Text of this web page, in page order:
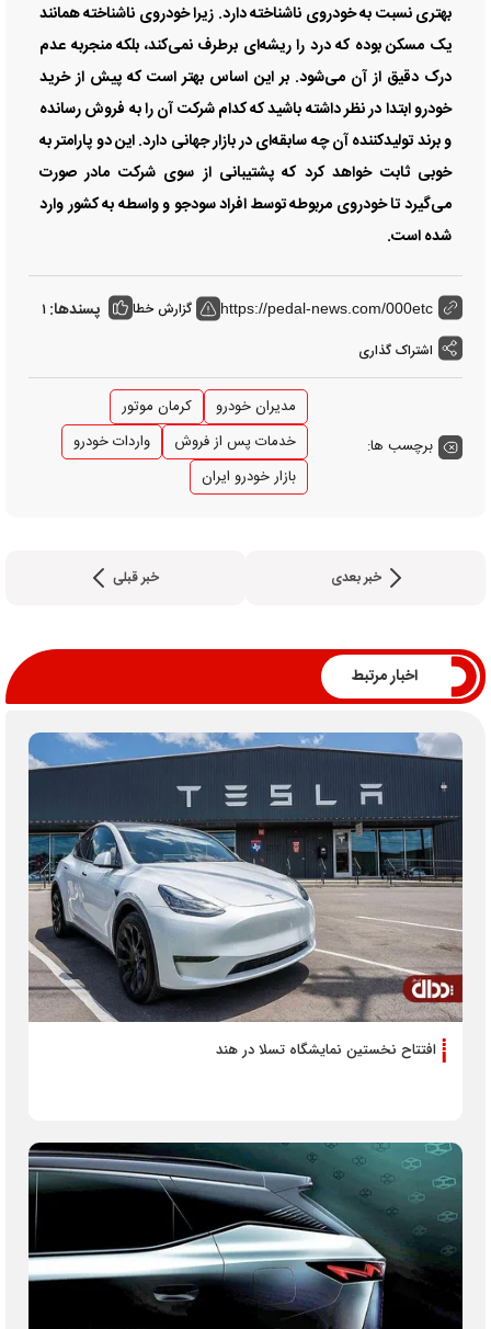
بهتری نسبت به خودروی ناشناخته دارد. زیرا خودروی ناشناخته همانند
یک مسکن بوده که درد را ریشه‌ای برطرف نمی‌کند، بلکه منجربه عدم
درک دقیق از آن می‌شود. بر این اساس بهتر است که پیش از خرید
خودرو ابتدا در نظر داشته باشید که کدام شرکت آن را به فروش رسانده
و برند تولیدکننده آن چه سابقه‌ای در بازار جهانی دارد. این دو پارامتر به
خوبی ثابت خواهد کرد که پشتیبانی از سوی شرکت مادر صورت
می‌گیرد تا خودروی مربوطه توسط افراد سودجو و واسطه به کشور وارد
شده است.
https://pedal-news.com/000etc گزارش خطا پسندها: 1
اشتراک گذاری
برچسب ها:
مدیران خودرو
کرمان موتور
خدمات پس از فروش
واردات خودرو
بازار خودرو ایران
خبر بعدی خبر قبلی
اخبار مرتبط
افتتاح نخستین نمایشگاه تسلا در هند